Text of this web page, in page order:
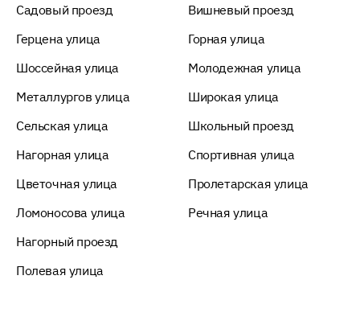
Садовый проезд
Герцена улица
Шоссейная улица
Металлургов улица
Сельская улица
Нагорная улица
Цветочная улица
Ломоносова улица
Нагорный проезд
Полевая улица
Вишневый проезд
Горная улица
Молодежная улица
Широкая улица
Школьный проезд
Спортивная улица
Пролетарская улица
Речная улица